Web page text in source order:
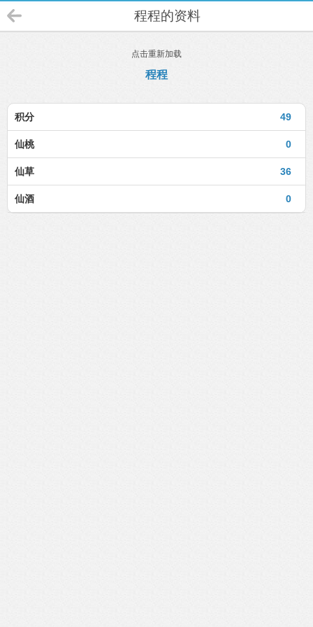
程程的资料
点击重新加载
程程
49
积分
0
仙桃
36
仙草
0
仙酒